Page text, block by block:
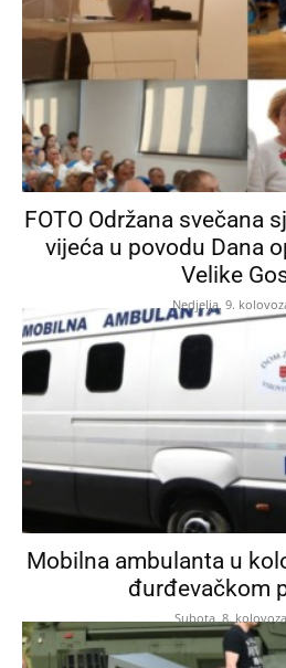
FOTO Održana svečana
vijeća u povodu Dana
Velike
Nedjelja, 9.
Mobilna ambulanta u
đurđevačkom
Subota, 8.